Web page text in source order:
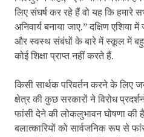
लिए संघर्ष कर रहे हैं वो यह कि हमारे
अनिवार्य बनाया जाए.” दक्षिण एशिया
और स्वस्थ संबंधों के बारे में स्कूल में
कोई शिक्षा प्राप्त नहीं करते हैं.
किसी सार्थक परिवर्तन करने के लिए
क्षेत्र की कुछ सरकारों ने विरोध
फांसी देने की लोकलुभावन घोषणा की
बलात्कारियों को सार्वजनिक रूप से